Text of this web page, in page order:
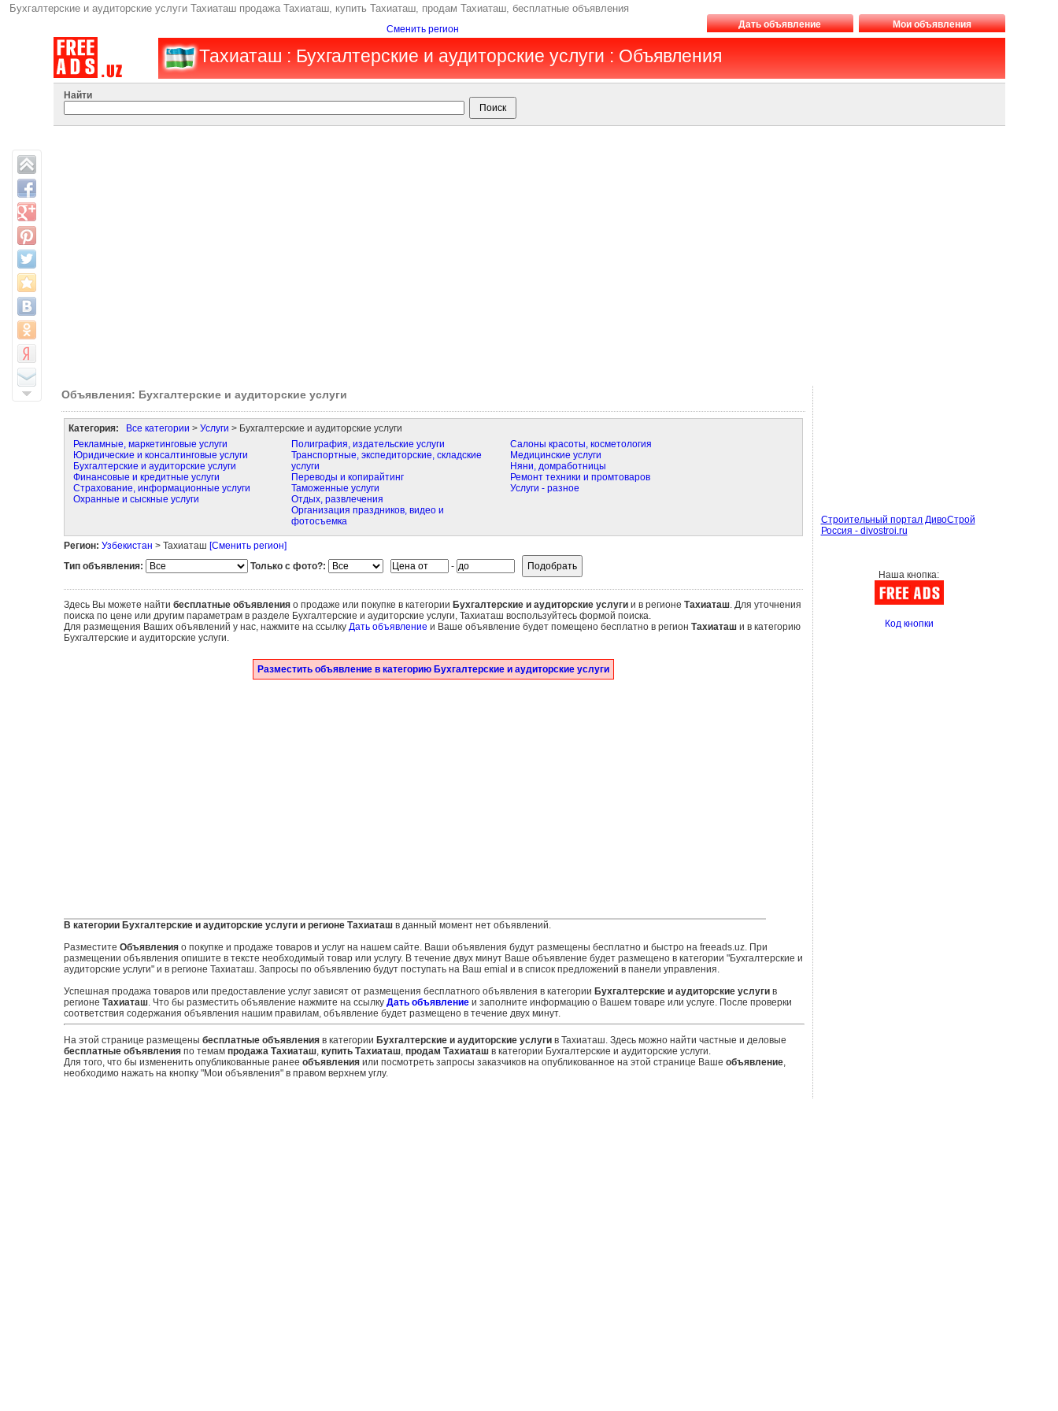
Бухгалтерские и аудиторские услуги Тахиаташ продажа Тахиаташ, купить Тахиаташ, продам Тахиаташ, бесплатные объявления
Сменить регион Дать объявление Мои объявления
Тахиаташ : Бухгалтерские и аудиторские услуги : Объявления
Найти
Объявления: Бухгалтерские и аудиторские услуги
Категория: Все категории > Услуги > Бухгалтерские и аудиторские услуги
Рекламные, маркетинговые услуги
Юридические и консалтинговые услуги
Бухгалтерские и аудиторские услуги
Финансовые и кредитные услуги
Страхование, информационные услуги
Охранные и сыскные услуги
Полиграфия, издательские услуги
Транспортные, экспедиторские, складские
услуги
Переводы и копирайтинг
Таможенные услуги
Отдых, развлечения
Организация праздников, видео и
фотосъемка
Салоны красоты, косметология
Медицинские услуги
Няни, домработницы
Ремонт техники и промтоваров
Услуги - разное
Регион: Узбекистан > Тахиаташ [Сменить регион]
Тип объявления:
Только с фото?: -
Здесь Вы можете найти бесплатные объявленияо продаже или покупке в категории Бухгалтерские и аудиторские услугии в регионе Тахиаташ. Для уточнения
поиска по цене или другим параметрам в разделе Бухгалтерские и аудиторские услуги, Тахиаташ воспользуйтесь формой поиска.
Для размещения Ваших объявлений у нас, нажмите на ссылку Дать объявление и Ваше объявление будет помещено бесплатно в регион Тахиаташи в категорию
Бухгалтерские и аудиторские услуги.
Разместить объявление в категорию Бухгалтерские и аудиторские услуги
В категории Бухгалтерские и аудиторские услуги и регионе Тахиаташв данный момент нет объявлений.
Разместите Объявленияо покупке и продаже товаров и услуг на нашем сайте. Ваши объявления будут размещены бесплатно и быстро на freeads.uz. При
размещении объявления опишите в тексте необходимый товар или услугу. В течение двух минут Ваше объявление будет размещено в категории "Бухгалтерские и
аудиторские услуги" и в регионе Тахиаташ. Запросы по объявлению будут поступать на Ваш emial и в список предложений в панели управления.
Успешная продажа товаров или предоставление услуг зависят от размещения бесплатного объявления в категории Бухгалтерские и аудиторские услугив
регионе Тахиаташ. Что бы разместить объявление нажмите на ссылку Дать объявлениеи заполните информацию о Вашем товаре или услуге. После проверки
соответствия содержания объявления нашим правилам, объявление будет размещено в течение двух минут.
На этой странице размещены бесплатные объявленияв категории Бухгалтерские и аудиторские услугив Тахиаташ. Здесь можно найти частные и деловые
бесплатные объявленияпо темам продажа Тахиаташ, купить Тахиаташ, продам Тахиаташв категории Бухгалтерские и аудиторские услуги.
Для того, что бы измененить опубликованные ранее объявленияили посмотреть запросы заказчиков на опубликованное на этой странице Ваше объявление,
необходимо нажать на кнопку "Мои объявления" в правом верхнем углу.
Строительный портал ДивоСтрой
Россия - divostroi.ru
Наша кнопка:
Код кнопки